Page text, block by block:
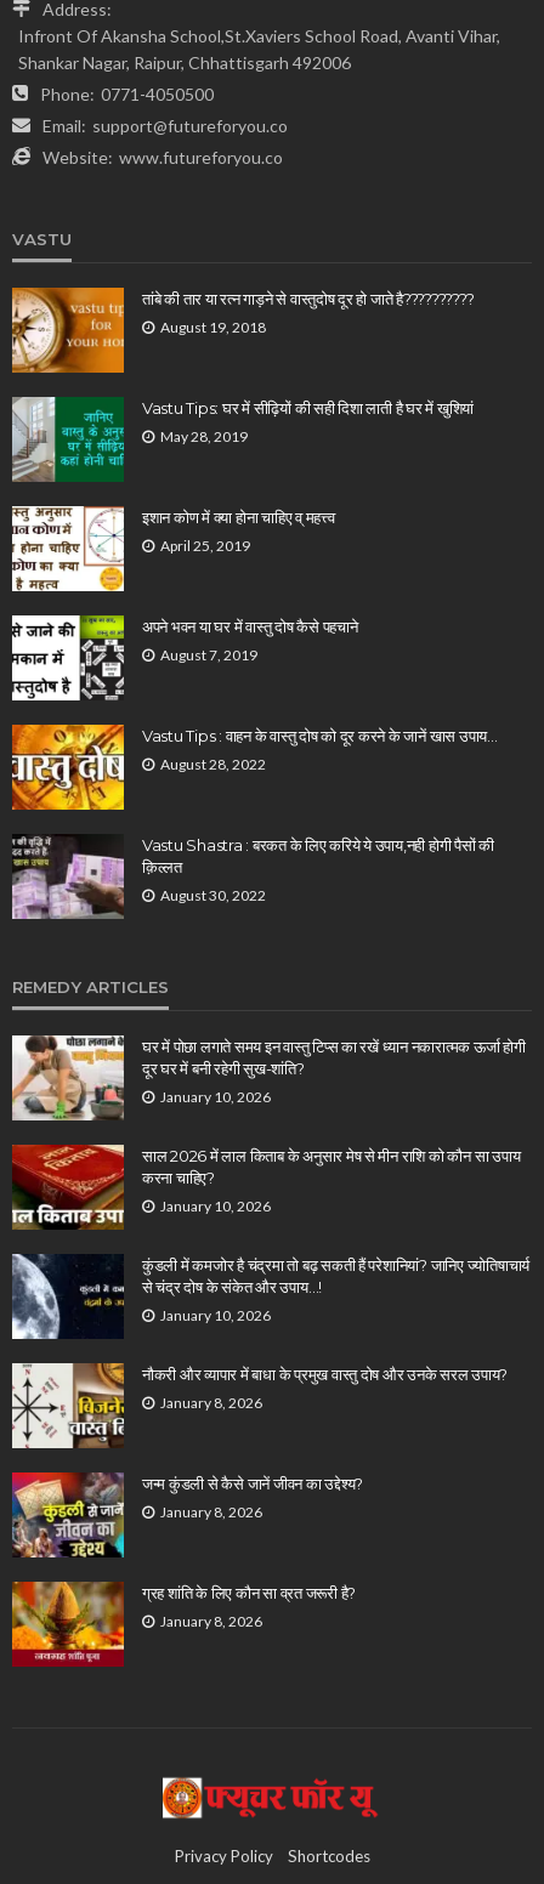
Address:
Infront Of Akansha School,St.Xaviers School Road, Avanti Vihar,
Shankar Nagar, Raipur, Chhattisgarh 492006
Phone: 0771-4050500
Email: support@futureforyou.co
Website: www.futureforyou.co
VASTU
तांबे की तार या रत्न गाड़ने से वास्तुदोष दूर हो जाते है??????????
August 19, 2018
Vastu Tips: घर में सीढ़ियों की सही दिशा लाती है घर में खुशियां
May 28, 2019
इशान कोण में क्या होना चाहिए व् महत्त्व
April 25, 2019
अपने भवन या घर में वास्तु दोष कैसे पहचाने
August 7, 2019
Vastu Tips : वाहन के वास्तु दोष को दूर करने के जानें खास उपाय…
August 28, 2022
Vastu Shastra : बरकत के लिए करिये ये उपाय,नही होगी पैसों की
क़िल्लत
August 30, 2022
REMEDY ARTICLES
घर में पोछा लगाते समय इन वास्तु टिप्स का रखें ध्यान नकारात्मक ऊर्जा होगी
दूर घर में बनी रहेगी सुख-शांति?
January 10, 2026
साल 2026 में लाल किताब के अनुसार मेष से मीन राशि को कौन सा उपाय
करना चाहिए?
January 10, 2026
कुंडली में कमजोर है चंद्रमा तो बढ़ सकती हैं परेशानियां? जानिए ज्योतिषाचार्य
से चंद्र दोष के संकेत और उपाय…!
January 10, 2026
नौकरी और व्यापार में बाधा के प्रमुख वास्तु दोष और उनके सरल उपाय?
January 8, 2026
जन्म कुंडली से कैसे जानें जीवन का उद्देश्य?
January 8, 2026
ग्रह शांति के लिए कौन सा व्रत जरूरी है?
January 8, 2026
Privacy Policy Shortcodes